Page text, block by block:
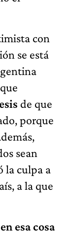
con
se está
de que
porque
sean
la culpa a
a la que
esa cosa